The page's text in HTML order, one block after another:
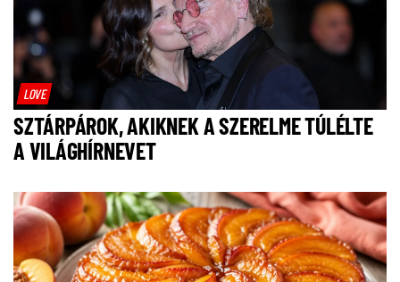
LOVE
SZTÁRPÁROK, AKIKNEK A SZERELME TÚLÉLTE
A VILÁGHÍRNEVET